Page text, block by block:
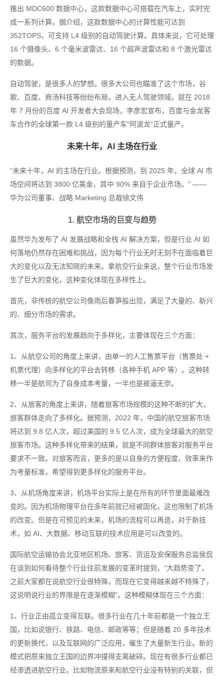
推出 MDC600 数据中心，这款数据中心可搭载在汽车上，实时完
成一系列计算。据介绍，这款数据中心的计算性能可达到
352TOPS，可支持 L4 级别的自动驾驶计算。具体来说，它可处理
16 个摄像头、6 个毫米波雷达、16 个超声波雷达和 8 个激光雷达
的数据。
自动驾驶，是很多人的梦想。很多大公司也瞄准了这个市场，谷
歌、百度、商汤科技等纷纷布局，进入无人驾驶领域。就在 2018
年 7 月份的百度 AI 开发者大会现场，李彦宏宣布，百度与金龙客
车合作的全球第一款 L4 级别的量产车“阿波龙”正式量产。
未来十年，AI 主场在行业
“未来十年，AI 的主场在行业。根据预测，到 2025 年，全球 AI 市
场空间将达到 3800 亿美金，其中 90% 来自于企业市场。” ——
华为公司董事、战略 Marketing 总裁徐文伟
1. 航空市场的巨变与趋势
虽然华为发布了 AI 发展战略和全栈 AI 解决方案，但是行业 AI 如
何落地仍然存在困难和挑战，因为每个行业无时无刻不在面临着巨
大的变化以及无法知晓的未来。拿航空行业来说，整个行业市场发
生了巨大的变化，这种变化体现在多样性上。
首先，非传统的航空公司像雨后春笋般出现，满足了大量的、新兴
的、细分市场的需求。
其次，服务平台的发展趋向于多样化，主要体现在三个方面：
1、从航空公司的角度上来讲，由单一的人工售票平台（售票处 +
机票代理）向多样化的平台去转移（各种手机 APP 等）。这种转
移一半是航司为了自身成本考量，一半也是被逼无奈。
2、从旅客的角度上来讲，随着旅客市场规模的这种不断的扩大，
旅客群体走向了多样化。据预测，2022 年，中国的航空旅客市场
将达到 9.8 亿人次，超过美国的 9.5 亿人次，成为全球最大的航空
旅客市场。这种多样化带来的结果，就是不同群体旅客对服务平台
要求不一致。对旅客而言，更多的是以自身的方便程度、效率来作
为考量标准，希望得到更多样化的服务平台。
3、从机场角度来讲，机场平台实际上是在所有的环节里面最难改
变的。因为机场物理平台在多年前就已经被固化，这也限制了机场
的改变。但是在可预见的未来，机场的流程可以再造，对于新技
术，如 AI、大数据、移动互联的技术应用是可以改变的。
国际航空运输协会北亚地区机场、旅客、货运及安保服务总监侯侃
在谈到如何看待整个行业往前发展的变革时提到，“大趋势变了，
之前大家都在说航空行业很特殊，而现在它变得越来越不特殊了，
这说明说行业的界限是在逐渐模糊”。这种模糊体现在三个方面：
1、行业正由孤立变得互联。很多行业在几十年前都是一个独立王
国，比如说银行、铁路、电信、邮政等等；但是随着 20 多年技术
的更新换代，以及互联网的广泛应用，催生了大量新生行业。新的
模式把原来独立王国的边界冲撞得支离破碎。现在有很多行业都已
经渗透进航空行业。比如物流原来和航空行业没有特别的关联，但